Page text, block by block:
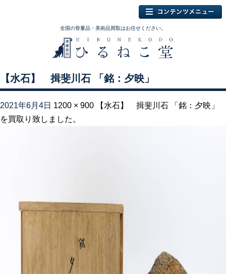
全国の骨董品・美術品買取はお任せください。
【水石】 揖斐川石 「銘：夕映」
2021年6月4日 1200 × 900
【水石】 揖斐川石 「銘：夕映」
を買取り致しました。